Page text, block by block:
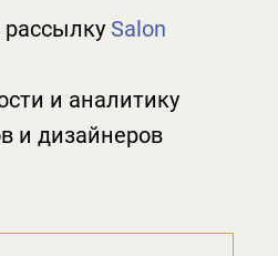
Salon
и аналитику
и дизайнеров